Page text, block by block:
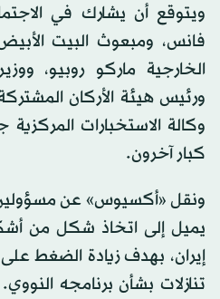
ويتوقع أن يشارك في
فانس، ومبعوث البيت
الخارجية ماركو روبيو،
ورئيس هيئة الأركان
وكالة الاستخبارات
كبار آخرون.
ونقل «أكسيوس» عن مسؤولين
يميل إلى اتخاذ شكل من
إيران، بهدف زيادة الضغط
تنازلات بشأن برنامجه